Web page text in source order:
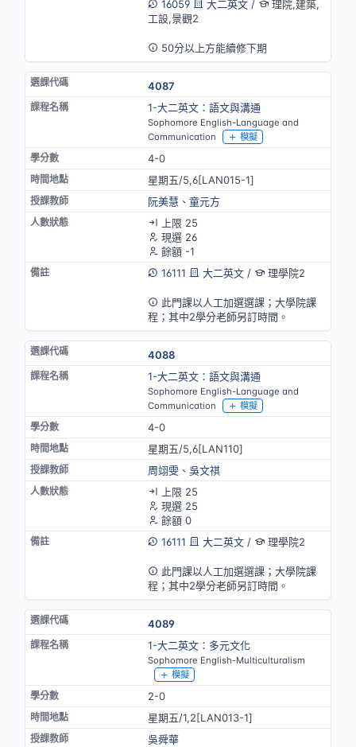
16059
大二英文/
理院,建築,
工設,景觀2
50分以上方能續修下期
4087
1-大二英文：語文與溝通
Sophomore English-Language and
Communication
模擬
4-0
星期五/5,6[LAN015-1]
阮美慧、 童元方
上限 25
現選 26
餘額 -1
16111
大二英文/ 理學院2
此門課以人工加選選課；大學院課
程；其中2學分老師另訂時間。
4088
1-大二英文：語文與溝通
Sophomore English-Language and
Communication
模擬
4-0
星期五/5,6[LAN110]
周翊雯、 吳文祺
上限 25
現選 25
餘額 0
16111
大二英文/ 理學院2
此門課以人工加選選課；大學院課
程；其中2學分老師另訂時間。
4089
1-大二英文：多元文化
Sophomore English-Multiculturalism
模擬
2-0
星期五/1,2[LAN013-1]
吳舜華